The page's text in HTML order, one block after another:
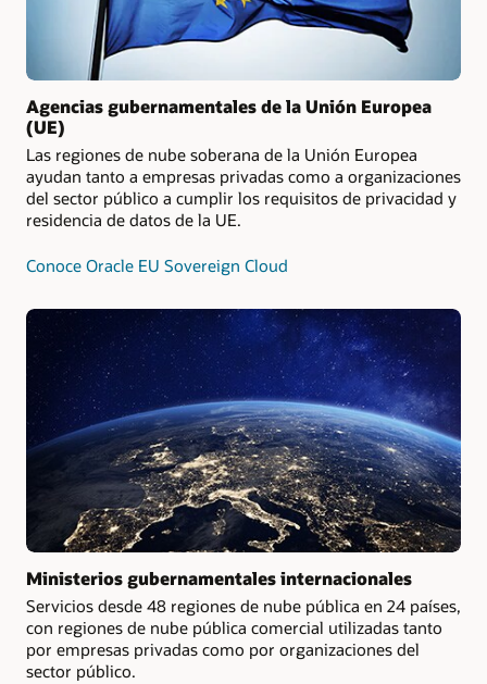
Agencias gubernamentales de la Unión Europea
(UE)
Las regiones de nube soberana de la Unión Europea
ayudan tanto a empresas privadas como a organizaciones
del sector público a cumplir los requisitos de privacidad y
residencia de datos de la UE.
Conoce Oracle EU Sovereign Cloud
Ministerios gubernamentales internacionales
Servicios desde 48 regiones de nube pública en 24 países,
con regiones de nube pública comercial utilizadas tanto
por empresas privadas como por organizaciones del
sector público.